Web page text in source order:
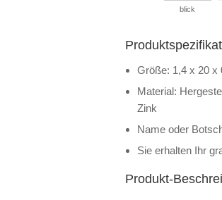
blick
Größe: 1,4 x 20 x
Material:
Zink
Name oder
Sie erhalten Ihr
Produkt-